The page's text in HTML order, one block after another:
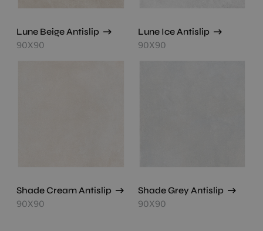
Lune Beige Antislip
90X90
Lune Ice Antislip
90X90
Shade Cream Antislip
90X90
Shade Grey Antislip
90X90